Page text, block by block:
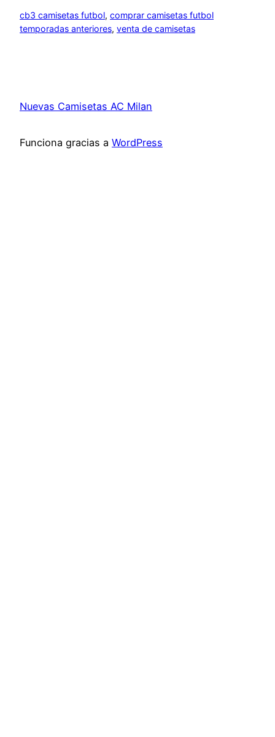
cb3 camisetas futbol, comprar camisetas futbol
temporadas anteriores, venta de camisetas
Nuevas Camisetas AC Milan
Funciona gracias a WordPress